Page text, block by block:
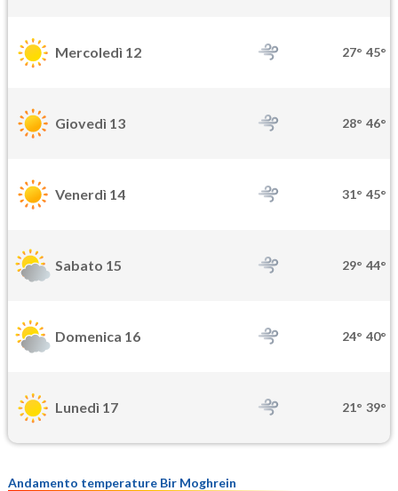
Mercoledì 12 27° 45°
Giovedì 13 28° 46°
Venerdì 14 31° 45°
Sabato 15 29° 44°
Domenica 16 24° 40°
Lunedì 17 21° 39°
Andamento temperature Bir Moghrein